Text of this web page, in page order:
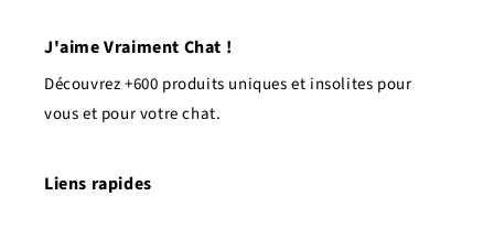
J'aime Vraiment Chat !
Découvrez +600 produits uniques et insolites pour
vous et pour votre chat.
Liens rapides